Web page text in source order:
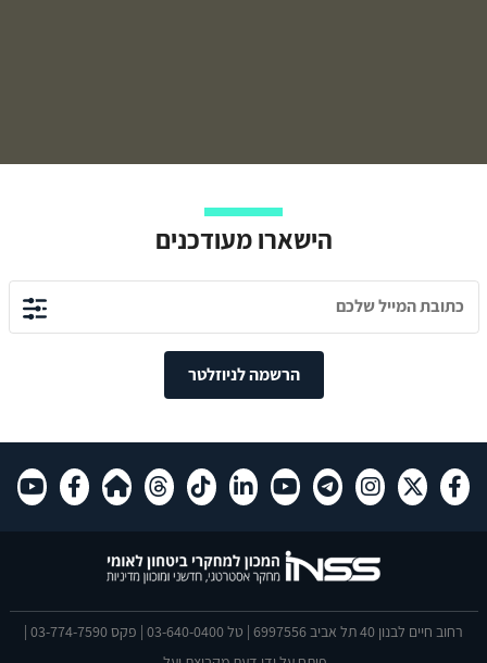
הישארו מעודכנים
הרשמה לניוזלטר
רחוב חיים לבנון 40 תל אביב 6997556 | טל 03-640-0400 | פקס 03-774-7590 |